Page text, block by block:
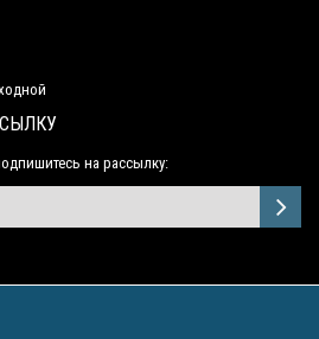
на рассылку: